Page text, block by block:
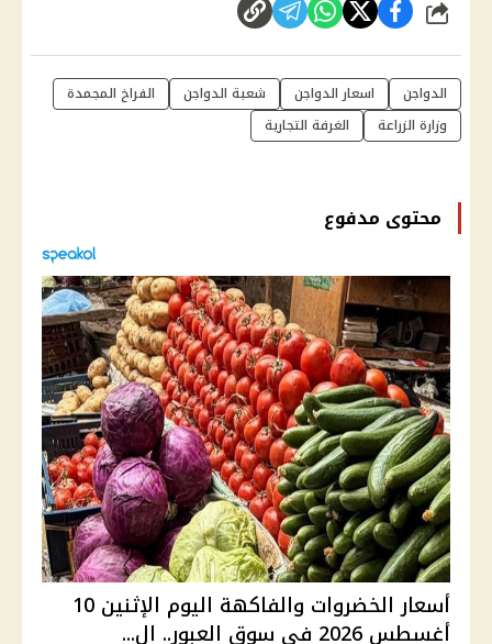
شارك
الدواجن اسعار الدواجن شعبة الدواجن
الفراخ المجمدة
وزارة الزراعة
الغرفة التجارية
محتوى مدفوع
أسعار الخضروات والفاكهة اليوم الإثنين 10
أغسطس 2026 في سوق العبور.. ال...